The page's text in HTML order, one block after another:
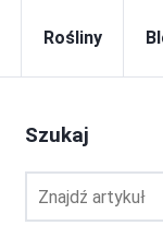
Rośliny
Szukaj